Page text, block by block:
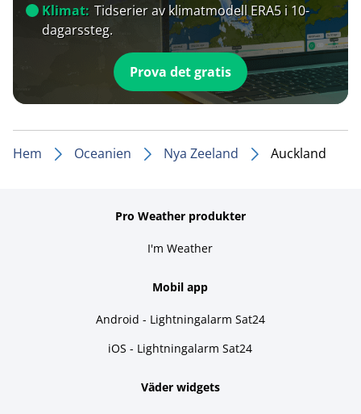
Klimat: Tidserier av klimatmodell ERA5 i 10-
dagarssteg.
Prova det gratis
Hem Oceanien Nya Zeeland Auckland
Pro Weather produkter
I'm Weather
Mobil app
Android - Lightningalarm Sat24
iOS - Lightningalarm Sat24
Väder widgets